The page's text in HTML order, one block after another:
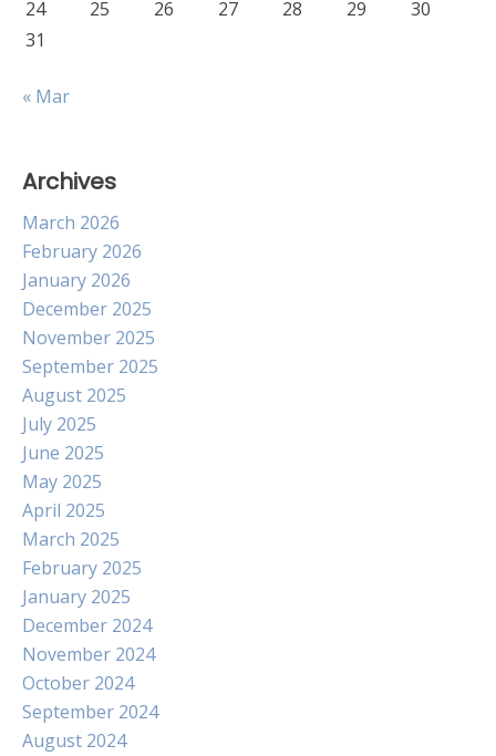
24 25 26 27 28 29
30
31
« Mar
Archives
March 2026
February 2026
January 2026
December 2025
November 2025
September 2025
August 2025
July 2025
June 2025
May 2025
April 2025
March 2025
February 2025
January 2025
December 2024
November 2024
October 2024
September 2024
August 2024